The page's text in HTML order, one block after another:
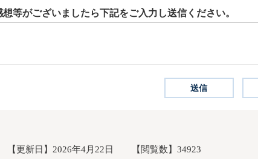
想等がございましたら下記をご入力し送信ください。
【更新日】 2026年4月22日 【閲覧数】 34923